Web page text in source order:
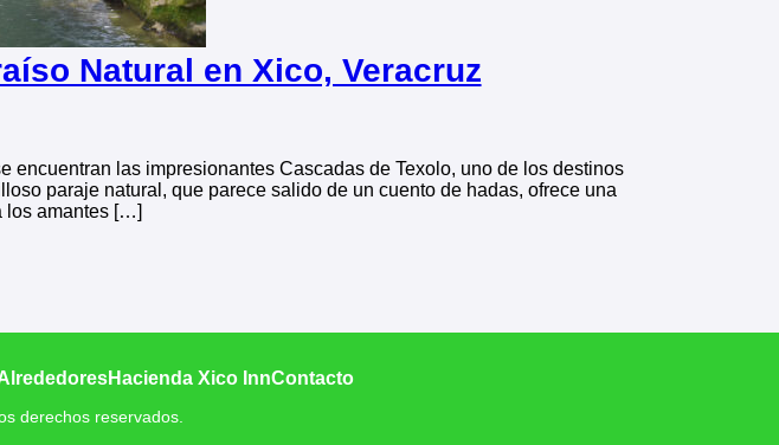
Natural en Xico, Veracruz
encuentran las impresionantes Cascadas de Texolo, uno de los destinos
paraje natural, que parece salido de un cuento de hadas, ofrece una
los amantes […]
Hacienda Xico InnContacto
derechos reservados.